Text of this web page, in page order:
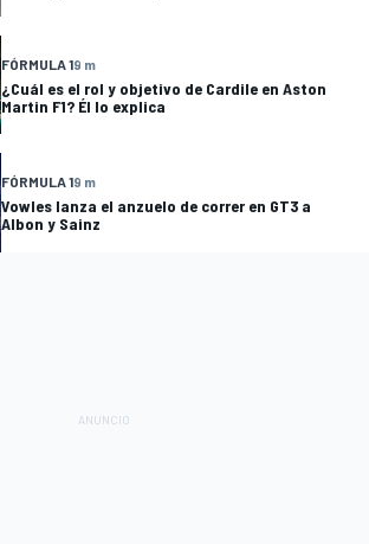
FÓRMULA 19 m
¿Cuál es el rol y objetivo de Cardile en Aston
Martin F1? Él lo explica
FÓRMULA 19 m
Vowles lanza el anzuelo de correr en GT3 a
Albon y Sainz